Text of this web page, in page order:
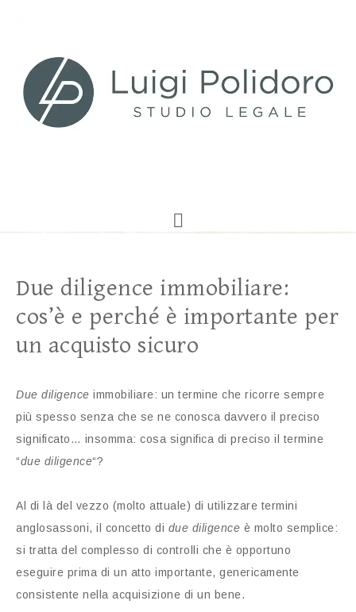
Due diligence immobiliare:
cos’è e perché è importante per
un acquisto sicuro
Due diligence immobiliare: un termine che ricorre sempre
più spesso senza che se ne conosca davvero il preciso
significato… insomma: cosa significa di preciso il termine
“due diligence“?
Al di là del vezzo (molto attuale) di utilizzare termini
anglosassoni, il concetto di due diligence è molto semplice:
si tratta del complesso di controlli che è opportuno
eseguire prima di un atto importante, genericamente
consistente nella acquisizione di un bene.